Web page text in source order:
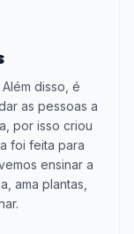
disso, é
as pessoas a
por isso criou
foi feita para
ensinar a
ama plantas,